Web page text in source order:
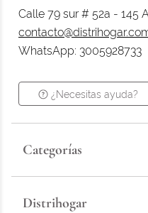
Calle 79 sur # 52a - 145
WhatsApp: 3005928733
¿Necesitas ayuda?
Categorías
Distrihogar